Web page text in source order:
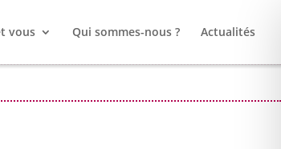
vous Qui sommes-nous ? Actualités